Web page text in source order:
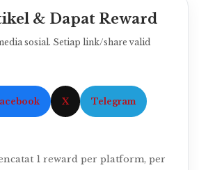
& Dapat Reward
sosial. Setiap link/share valid
X Telegram
1 reward per platform, per